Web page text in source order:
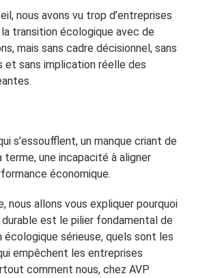
nous avons vu trop d’entreprises
la transition écologique avec de
mais sans cadre décisionnel, sans
sans implication réelle des
s’essoufflent, un manque criant de
terme, une incapacité à aligner
économique.
nous allons vous expliquer pourquoi
durable est le pilier fondamental de
sérieuse, quels sont les
empêchent les entreprises
comment nous, chez AVP